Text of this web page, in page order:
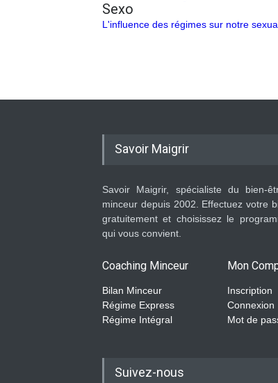
Sexo
L'influence des régimes sur notre
Savoir Maigrir
Savoir Maigrir, spécialiste du bien-
minceur depuis 2002. Effectuez votre
gratuitement et choisissez le
qui vous convient.
Coaching Minceur
Bilan Minceur
Régime Express
Régime Intégral
Mon
Inscription
Connexion
Mot de
Suivez-nous